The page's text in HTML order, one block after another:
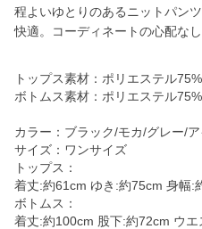
程よいゆとりのあるニットパン
快適。コーディネートの心配な
トップス素材：ポリエステル
ボトムス素材：ポリエステル
カラー：ブラック/モカ/グレー/
サイズ：ワンサイズ
トップス：
着丈:約61cm ゆき:約75cm 身幅:
ボトムス：
着丈:約100cm 股下:約72cm ウ